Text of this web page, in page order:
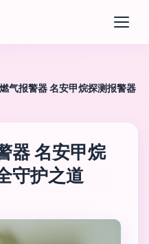
气报警器 名安甲烷探测报警器
器 名安甲烷
守护之道